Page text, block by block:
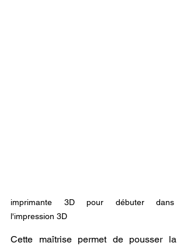
imprimante 3D pour débuter dans
l'impression 3D
Cette maîtrise permet de pousser la